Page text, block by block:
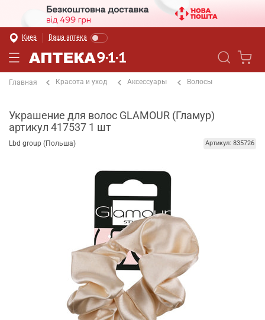
Киев Ваша аптека
Главная Красота и уход Аксессуары Волосы
Украшение для волос GLAMOUR (Гламур)
артикул 417537 1 шт
Lbd group (Польша) Артикул: 835726